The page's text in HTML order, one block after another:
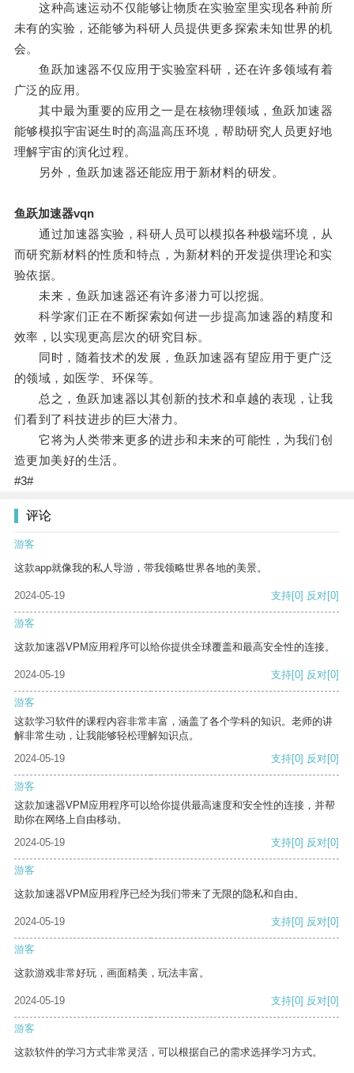
这种高速运动不仅能够让物质在实验室里实现各种前所
未有的实验，还能够为科研人员提供更多探索未知世界的机
会。
鱼跃加速器不仅应用于实验室科研，还在许多领域有着
广泛的应用。
其中最为重要的应用之一是在核物理领域，鱼跃加速器
能够模拟宇宙诞生时的高温高压环境，帮助研究人员更好地
理解宇宙的演化过程。
另外，鱼跃加速器还能应用于新材料的研发。
鱼跃加速器vqn
通过加速器实验，科研人员可以模拟各种极端环境，从
而研究新材料的性质和特点，为新材料的开发提供理论和实
验依据。
未来，鱼跃加速器还有许多潜力可以挖掘。
科学家们正在不断探索如何进一步提高加速器的精度和
效率，以实现更高层次的研究目标。
同时，随着技术的发展，鱼跃加速器有望应用于更广泛
的领域，如医学、环保等。
总之，鱼跃加速器以其创新的技术和卓越的表现，让我
们看到了科技进步的巨大潜力。
它将为人类带来更多的进步和未来的可能性，为我们创
造更加美好的生活。
#3#
评论
游客
这款app就像我的私人导游，带我领略世界各地的美景。
2024-05-19 支持[0] 反对[0]
游客
这款加速器VPM应用程序可以给你提供全球覆盖和最高安全性的连接。
2024-05-19 支持[0] 反对[0]
游客
这款学习软件的课程内容非常丰富，涵盖了各个学科的知识。老师的讲
解非常生动，让我能够轻松理解知识点。
2024-05-19
支持[0] 反对[0]
游客
这款加速器VPM应用程序可以给你提供最高速度和安全性的连接，并帮
助你在网络上自由移动。
2024-05-19
支持[0] 反对[0]
游客
这款加速器VPM应用程序已经为我们带来了无限的隐私和自由。
2024-05-19 支持[0] 反对[0]
游客
这款游戏非常好玩，画面精美，玩法丰富。
2024-05-19 支持[0] 反对[0]
游客
这款软件的学习方式非常灵活，可以根据自己的需求选择学习方式。